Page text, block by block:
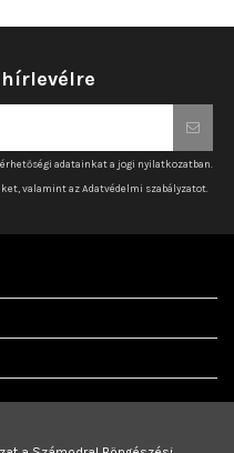
adatainkat a jogi nyilatkozatban.
valamint az Adatvédelmi szabályzatot.